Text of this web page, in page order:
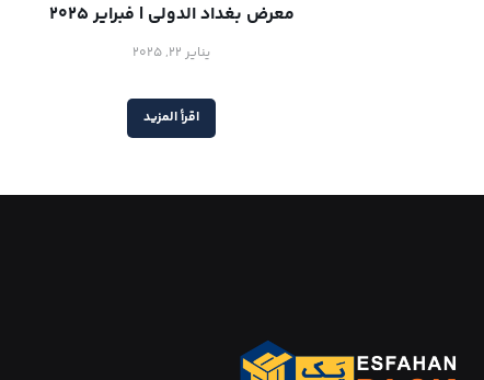
معرض بغداد الدولي | فبراير 2025
يناير 22, 2025
اقرأ المزيد